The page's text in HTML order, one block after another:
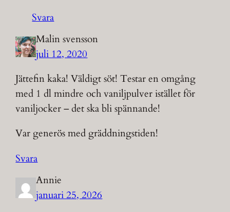
Svara
Malin svensson
juli 12, 2020
Jättefin kaka! Väldigt söt! Testar en omgång
med 1 dl mindre och vaniljpulver istället för
vaniljocker – det ska bli spännande!
Var generös med gräddningstiden!
Svara
Annie
januari 25, 2026